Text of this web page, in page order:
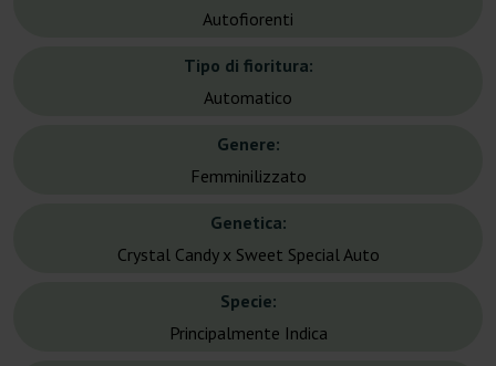
Autofiorenti
Tipo di fioritura:
Automatico
Genere:
Femminilizzato
Genetica:
Crystal Candy x Sweet Special Auto
Specie:
Principalmente Indica